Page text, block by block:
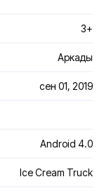
3+
Аркады
сен 01, 2019
Android 4.0
Ice Cream Truck